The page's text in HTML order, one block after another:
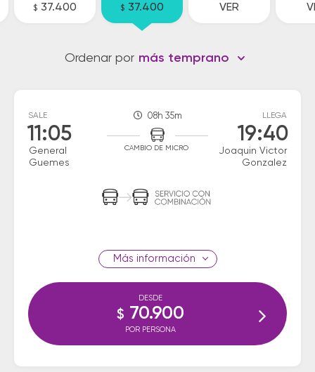
$ 37.400 $ 37.400 VER
Ordenar por más temprano
SALE
11:05
General
Guemes
08h 35m
CAMBIO DE MICRO
LLEGA
19:40
Joaquin Victor
Gonzalez
información
DESDE
$ 70.900
POR PERSONA